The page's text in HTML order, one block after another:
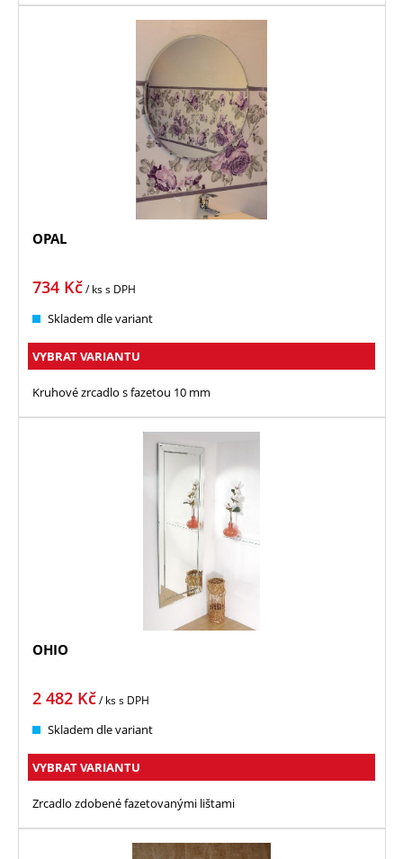
OPAL
734 Kč/ kss DPH
Skladem dle variant
VYBRAT VARIANTU
Kruhové zrcadlo s fazetou 10 mm
OHIO
2 482 Kč/ kss DPH
Skladem dle variant
VYBRAT VARIANTU
Zrcadlo zdobené fazetovanými lištami